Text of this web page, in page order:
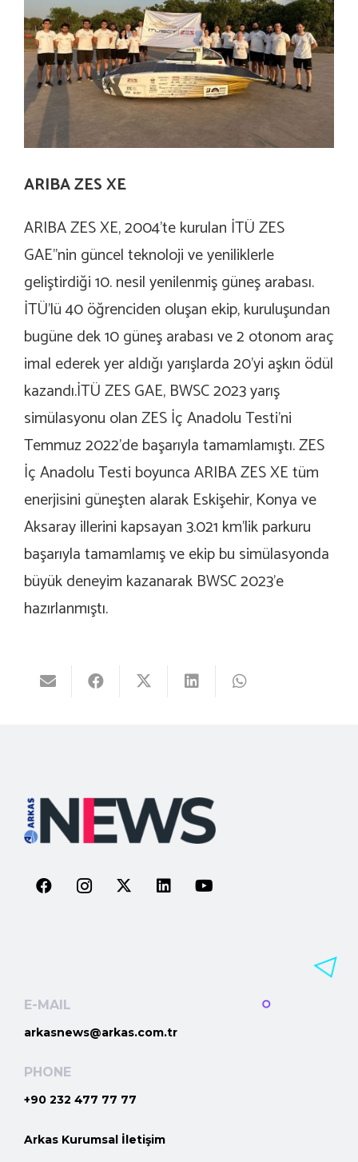
ARIBA ZES XE
ARIBA ZES XE, 2004’te kurulan İTÜ ZES
GAE’’nin güncel teknoloji ve yeniliklerle
geliştirdiği 10. nesil yenilenmiş güneş arabası.
İTÜ’lü 40 öğrenciden oluşan ekip, kuruluşundan
bugüne dek 10 güneş arabası ve 2 otonom araç
imal ederek yer aldığı yarışlarda 20’yi aşkın ödül
kazandı.İTÜ ZES GAE, BWSC 2023 yarış
simülasyonu olan ZES İç Anadolu Testi’ni
Temmuz 2022’de başarıyla tamamlamıştı. ZES
İç Anadolu Testi boyunca ARIBA ZES XE tüm
enerjisini güneşten alarak Eskişehir, Konya ve
Aksaray illerini kapsayan 3.021 km’lik parkuru
başarıyla tamamlamış ve ekip bu simülasyonda
büyük deneyim kazanarak BWSC 2023’e
hazırlanmıştı.
E-MAIL
arkasnews@arkas.com.tr
PHONE
+90 232 477 77 77
Arkas Kurumsal İletişim